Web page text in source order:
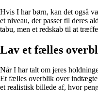
Hvis I har børn, kan det også
et niveau, der passer til deres
tabu, men et redskab til at
Lav et fælles
Når I har talt om jeres
Et fælles overblik over
et realistisk billede af, hvor